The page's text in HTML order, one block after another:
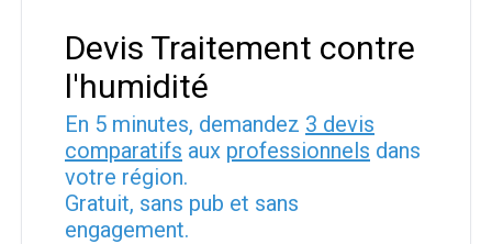
Devis Traitement contre
l'humidité
En 5 minutes, demandez 3 devis
comparatifs aux professionnels dans
votre région.
Gratuit, sans pub et sans
engagement.